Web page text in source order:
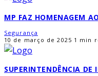
MP FAZ HOMENAGEM
Segurança
10 de março de 2025 1 min
SUPERINTENDÊNCIA